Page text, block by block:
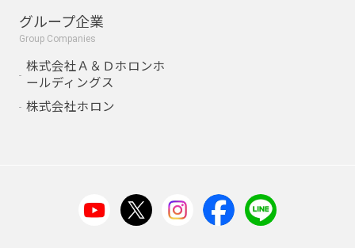
グループ企業
Group Companies
株式会社Ａ＆Ｄホロンホ
ールディングス
株式会社ホロン